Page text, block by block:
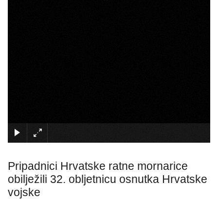
Pripadnici Hrvatske ratne mornarice
obilježili 32. obljetnicu osnutka Hrvatske
vojske